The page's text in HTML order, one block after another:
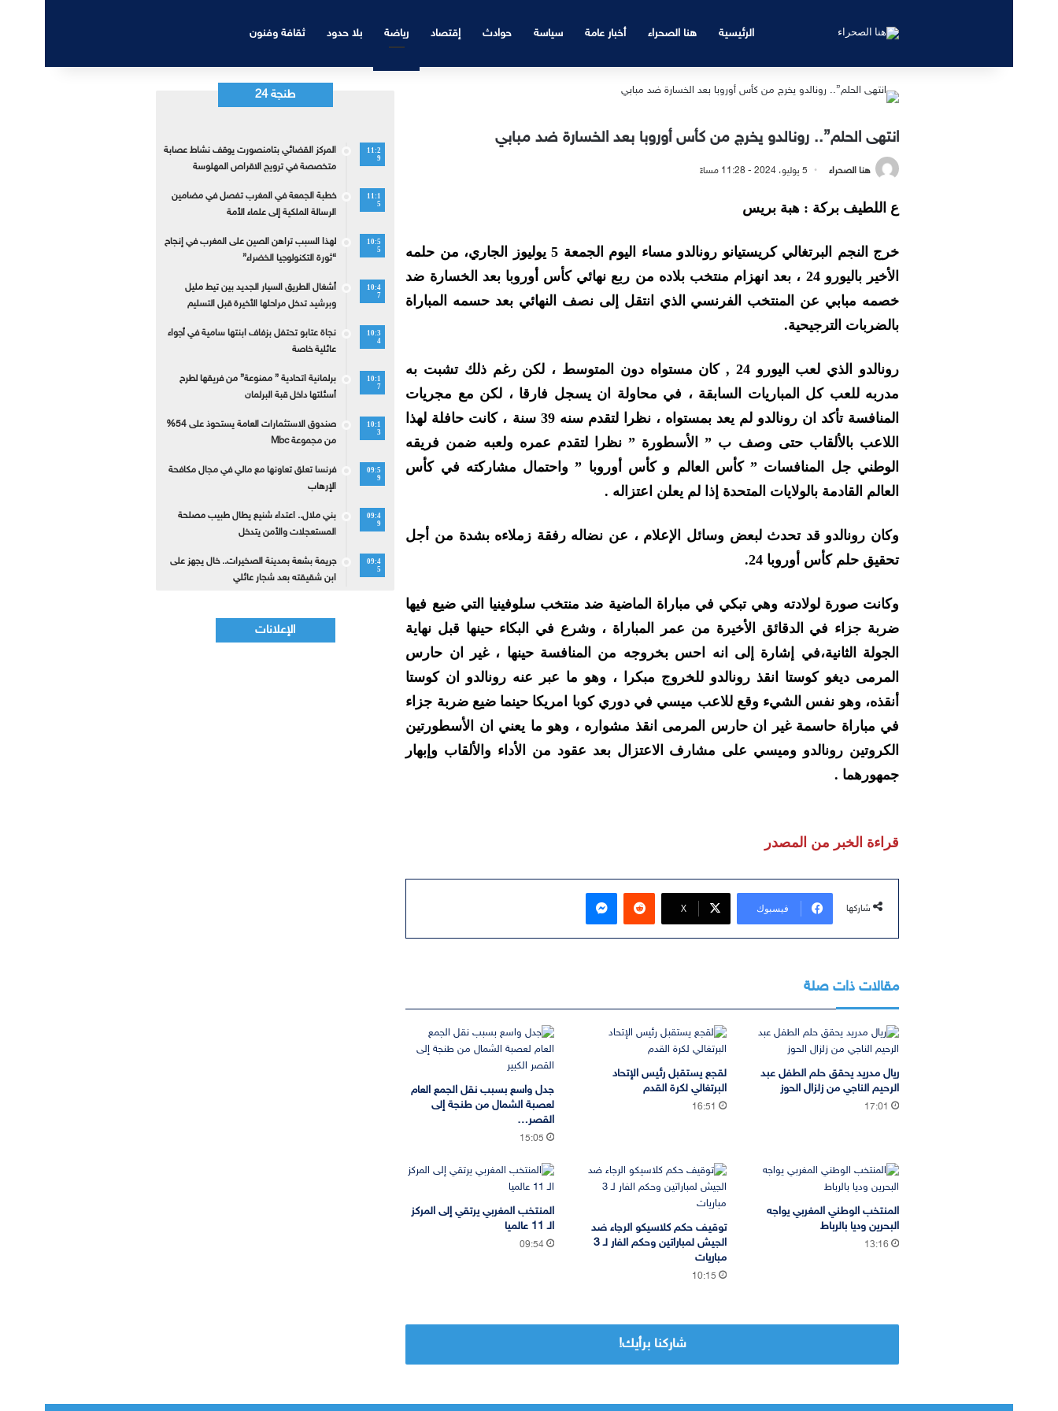
الرئيسية هنا الصحراء أخبار عامة سياسة حوادث إقتصاد رياضة بلا حدود ثقافة وفنون
انتهى الحلم”.. رونالدو يخرج من كأس أوروبا بعد الخسارة ضد مبابي
هنا الصحراء 5 يوليو، 2024 - 11:28 مساءً
ع اللطيف بركة : هبة بريس
خرج النجم البرتغالي كريستيانو رونالدو مساء اليوم الجمعة 5 يوليوز الجاري، من حلمه
الأخير باليورو 24 ، بعد انهزام منتخب بلاده من ربع نهائي كأس أوروبا بعد الخسارة ضد
خصمه مبابي عن المنتخب الفرنسي الذي انتقل إلى نصف النهائي بعد حسمه المباراة
بالضربات الترجيحية.
رونالدو الذي لعب اليورو 24 , كان مستواه دون المتوسط ، لكن رغم ذلك تشبت به
مدربه للعب كل المباريات السابقة ، في محاولة ان يسجل فارقا ، لكن مع مجريات
المنافسة تأكد ان رونالدو لم يعد بمستواه ، نظرا لتقدم سنه 39 سنة ، كانت حافلة لهذا
اللاعب بالألقاب حتى وصف ب ” الأسطورة ” نظرا لتقدم عمره ولعبه ضمن فريقه
الوطني جل المنافسات ” كأس العالم و كأس أوروبا ” واحتمال مشاركته في كأس
العالم القادمة بالولايات المتحدة إذا لم يعلن اعتزاله .
وكان رونالدو قد تحدث لبعض وسائل الإعلام ، عن نضاله رفقة زملاءه بشدة من أجل
تحقيق حلم كأس أوروبا 24.
وكانت صورة لولادته وهي تبكي في مباراة الماضية ضد منتخب سلوفينيا التي ضيع فيها
ضربة جزاء في الدقائق الأخيرة من عمر المباراة ، وشرع في البكاء حينها قبل نهاية
الجولة الثانية،في إشارة إلى انه احس بخروجه من المنافسة حينها ، غير ان حارس
المرمى ديغو كوستا انقذ رونالدو للخروج مبكرا ، وهو ما عبر عنه رونالدو ان كوستا
أنقذه، وهو نفس الشيء وقع للاعب ميسي في دوري كوبا امريكا حينما ضيع ضربة جزاء
في مباراة حاسمة غير ان حارس المرمى انقذ مشواره ، وهو ما يعني ان الأسطورتين
الكروتين رونالدو وميسي على مشارف الاعتزال بعد عقود من الأداء والألقاب وإبهار
جمهورهما .
قراءة الخبر من المصدر
شاركها فيسبوك ‫X
ماسنجر
مقالات ذات صلة
ريال مدريد يحقق حلم الطفل عبد
الرحيم الناجي من زلزال الحوز
17:01
لقجع يستقبل رئيس الإتحاد
البرتغالي لكرة القدم
16:51
جدل واسع بسبب نقل الجمع العام
لعصبة الشمال من طنجة إلى
القصر…
15:05
المنتخب الوطني المغربي يواجه
البحرين وديا بالرباط
13:16
توقيف حكم كلاسيكو الرجاء ضد
الجيش لمباراتين وحكم الفار لـ 3
مباريات
10:15
المنتخب المغربي يرتقي إلى المركز
الـ 11 عالميا
09:54
شاركنا برأيك!
طنجة 24
11:2
9
المركز القضائي بتامنصورت يوقف نشاط عصابة
متخصصة في ترويج الاقراص المهلوسة
11:1
5
خطبة الجمعة في المغرب تفصل في مضامين
الرسالة الملكية إلى علماء الأمة
10:5
5
لهذا السبب تراهن الصين على المغرب في إنجاح
“ثورة التكنولوجيا الخضراء”
10:4
7
أشغال الطريق السيار الجديد بين تيط مليل
وبرشيد تدخل مراحلها الأخيرة قبل التسليم
10:3
4
نجاة عتابو تحتفل بزفاف ابنتها سامية في أجواء
عائلية خاصة
10:1
7
برلمانية اتحادية ” ممنوعة” من فريقها لطرح
أسئلتها داخل قبة البرلمان
10:1
3
صندوق الاستثمارات العامة يستحوذ على 54%
من مجموعة Mbc
09:5
9
فرنسا تعلق تعاونها مع مالي في مجال مكافحة
الإرهاب
09:4
9
بني ملال.. اعتداء شنيع يطال طبيب مصلحة
المستعجلات والأمن يتدخل
09:4
5
جريمة بشعة بمدينة الصخيرات.. خال يجهز على
ابن شقيقته بعد شجار عائلي
الإعلانات